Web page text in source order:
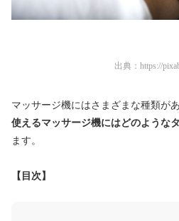
出典： https://
マッサージ機にはさまざまな種類が
使えるマッサージ機にはどのような
ます。
【目次】